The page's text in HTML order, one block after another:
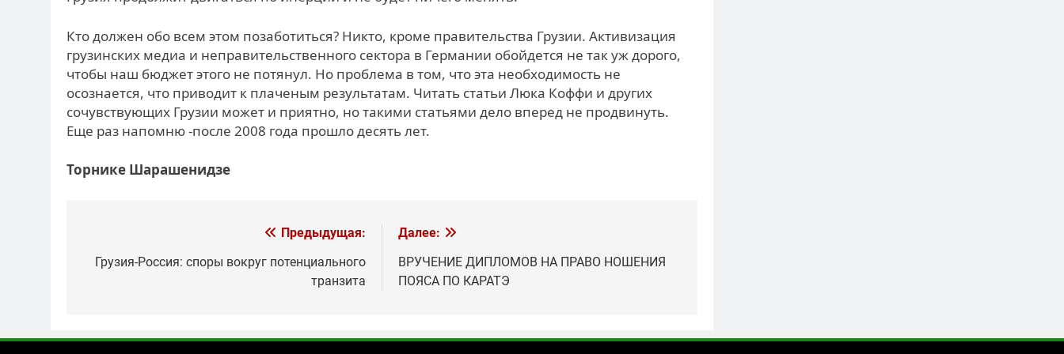
Кто должен обо всем этом позаботиться? Никто, кроме правительства Грузии. Активизация
грузинских медиа и неправительственного сектора в Германии обойдется не так уж дорого,
чтобы наш бюджет этого не потянул. Но проблема в том, что эта необходимость не
осознается, что приводит к плаченым результатам. Читать статьи Люка Коффи и других
сочувствующих Грузии может и приятно, но такими статьями дело вперед не продвинуть.
Еще раз напомню -после 2008 года прошло десять лет.
Торнике Шарашенидзе
по
Предыдущая:
Грузия-Россия: споры вокруг потенциального
транзита
Далее:
ВРУЧЕНИЕ ДИПЛОМОВ НА ПРАВО НОШЕНИЯ
ПОЯСА ПО КАРАТЭ